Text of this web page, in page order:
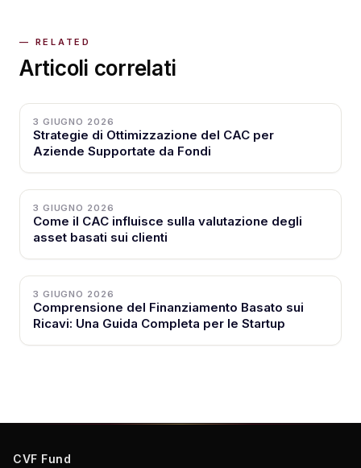
Articoli correlati
3 GIUGNO 2026
Strategie di Ottimizzazione del CAC per
Aziende Supportate da Fondi
3 GIUGNO 2026
Come il CAC influisce sulla valutazione degli
asset basati sui clienti
3 GIUGNO 2026
Comprensione del Finanziamento Basato sui
Ricavi: Una Guida Completa per le Startup
CVF Fund